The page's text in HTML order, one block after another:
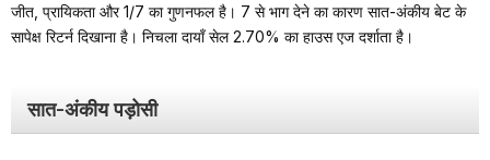
जीत, प्रायिकता और 1/7 का गुणनफल है। 7 से भाग देने का कारण सात-अंकीय बेट के
सापेक्ष रिटर्न दिखाना है। निचला दायाँ सेल 2.70% का हाउस एज दर्शाता है।
सात-अंकीय पड़ोसी